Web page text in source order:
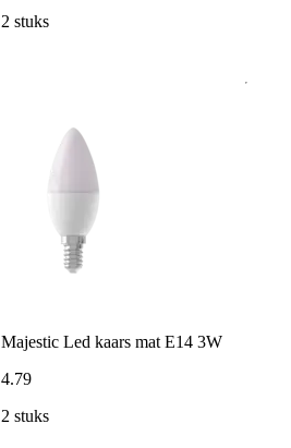
2 stuks
Majestic Led kaars mat E14 3W
4.79
2 stuks